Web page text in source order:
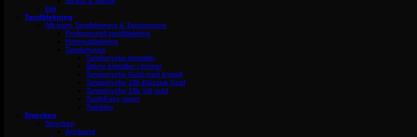
Elfil
Tandblekning
Allt inom Tandblekning & Tandsmycke
Professionell tandblekning
Hemmablekning
Tandsmycke
Tandsmycke kristaller
Större kristaller i former
Tandsmycke Guld med kristall
Tandsmycke 18k Klassisk Guld
Tandsmycke 18k Vitt guld
ToothFairy gems
Twinkles
Smycken
Smycken
Armband